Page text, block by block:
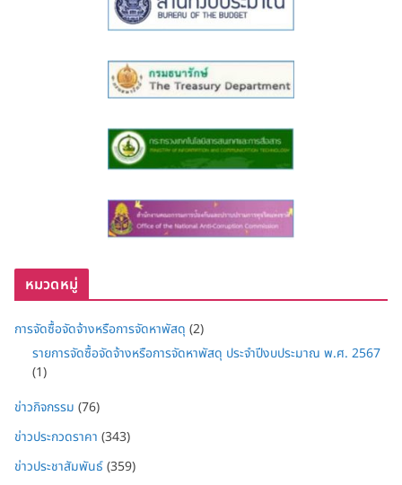
หมวดหมู่
การจัดซื้อจัดจ้างหรือการจัดหาพัสดุ (2)
รายการจัดซื้อจัดจ้างหรือการจัดหาพัสดุ ประจำปีงบประมาณ พ.ศ. 2567
(1)
ข่าวกิจกรรม (76)
ข่าวประกวดราคา (343)
ข่าวประชาสัมพันธ์(359)